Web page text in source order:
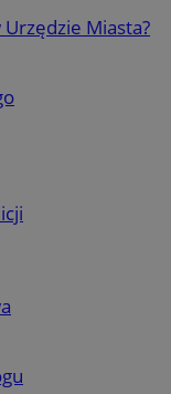
Urzędzie Miasta?